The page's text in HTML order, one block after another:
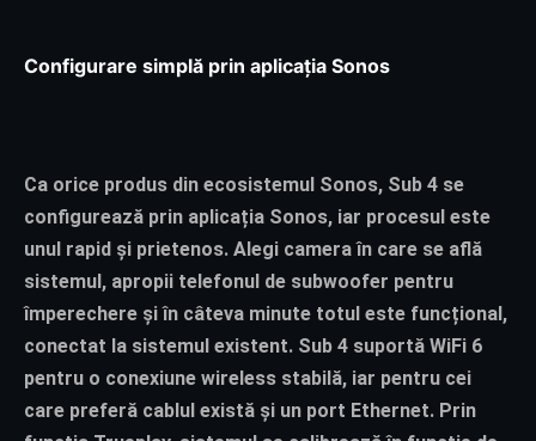
Configurare simplă prin aplicația Sonos
Ca orice produs din ecosistemul Sonos, Sub 4 se
configurează prin aplicația Sonos, iar procesul este
unul rapid și prietenos. Alegi camera în care se află
sistemul, apropii telefonul de subwoofer pentru
împerechere și în câteva minute totul este funcțional,
conectat la sistemul existent. Sub 4 suportă WiFi 6
pentru o conexiune wireless stabilă, iar pentru cei
care preferă cablul există și un port Ethernet. Prin